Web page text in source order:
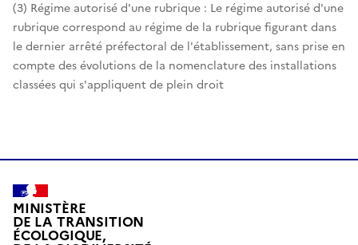
(3) Régime autorisé d'une rubrique : Le régime autorisé d'une
rubrique correspond au régime de la rubrique figurant dans
le dernier arrêté préfectoral de l'établissement, sans prise en
compte des évolutions de la nomenclature des installations
classées qui s'appliquent de plein droit
MINISTÈRE
DE LA TRANSITION
ÉCOLOGIQUE,